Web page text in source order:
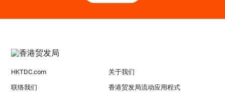
HKTDC.com 关于我们
联络我们 香港贸发局流动应用程式